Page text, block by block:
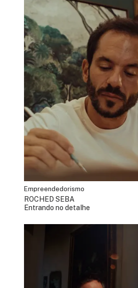
Empreendedorismo
ROCHED SEBA
Entrando no detalhe